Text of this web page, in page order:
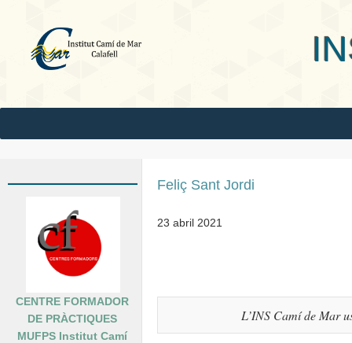
INS
CENTRE FORMADOR
DE PRÀCTIQUES
MUFPS Institut Camí
Feliç Sant Jordi
23 abril 2021
L’INS Camí de Mar